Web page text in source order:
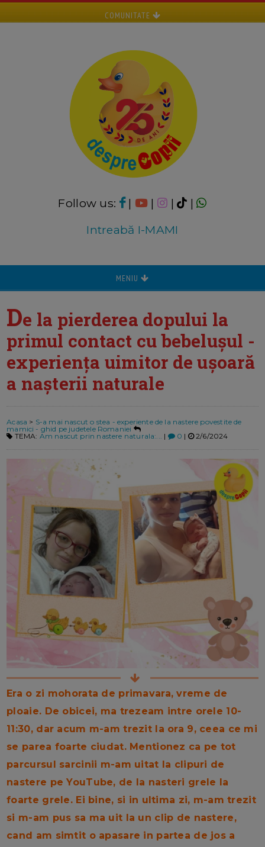
COMUNITATE
Follow us: | | |
|
Intreabă I-MAMI
MENIU
De la pierderea dopului la
primul contact cu bebelușul -
experiența uimitor de ușoară
a nașterii naturale
Acasa > S-a mai nascut o stea - experiente de la nastere povestite de
mamici - ghid pe judetele Romaniei
TEMA: Am nascut prin nastere naturala:... | 0 | 2/6/2024
Era o zi mohorata de primavara, vreme de
ploaie. De obicei, ma trezeam intre orele 10-
11:30, dar acum m-am trezit la ora 9, ceea ce mi
se parea foarte ciudat. Mentionez ca pe tot
parcursul sarcinii m-am uitat la clipuri de
nastere pe YouTube, de la nasteri grele la
foarte grele. Ei bine, si in ultima zi, m-am trezit
si m-am pus sa ma uit la un clip de nastere,
cand am simtit o apasare in partea de jos a